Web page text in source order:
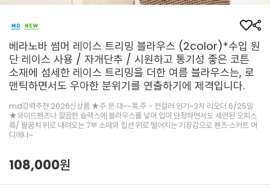
베라노바 썸머 레이스 트리밍 블라우스 (2color)*수입 원
단 레이스 사용 / 자개단추 / 시원하고 통기성 좋은 코튼
소재에 섬세한 레이스 트리밍을 더한 여름 블라우스는, 로
맨틱하면서도 우아한 분위기를 연출하기에 제격입니다.
md강력추천 2026신상품 ★주.문.대~~폭.주 - 전컬러 인기~3차 리오더 6/25일
★와이드팬츠나 깔끔한 슬랙스에 블라우스를 넣어 입어 단정하면서도 세련된 오피스
룩/ 팔꿈치 위로 내려오는 7부 소매와 힙선 위로 떨어지는 기장감으로 팬츠·스커트 어
디에나~
108,000원